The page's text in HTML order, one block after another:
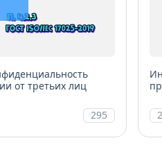
от третьих лиц
295